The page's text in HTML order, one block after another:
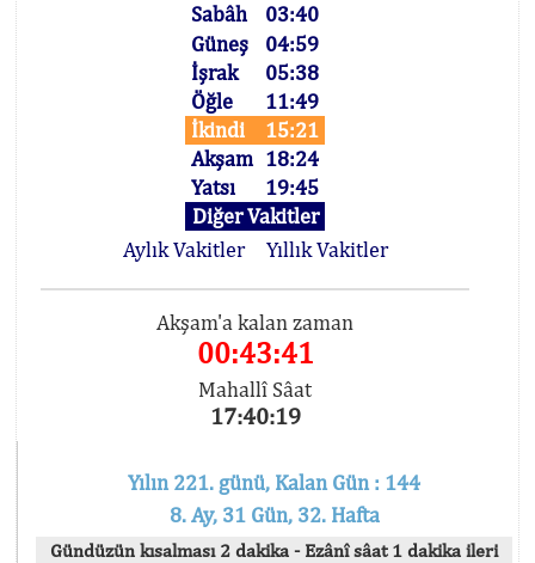
Sabâh
03:40
Güneş
04:59
İşrak
05:38
Öğle
11:49
İkindi
15:21
Akşam 18:24
Yatsı
19:45
Diğer Vakitler
Aylık Vakitler
Yıllık Vakitler
Akşam'a kalan zaman
00:43:41
Mahallî Sâat
17:40:19
Yılın 221. günü, Kalan Gün : 144
8. Ay, 31 Gün, 32. Hafta
Gündüzün kısalması 2 dakika - Ezânî sâat 1 dakika ileri